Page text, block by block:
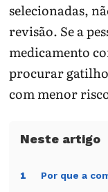
selecionadas,
revisão. Se a
medicamento
procurar
com menor
1 Por que a